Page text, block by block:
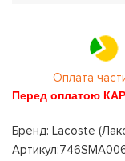
Оплата
Перед оплатою
Бренд: Lacoste